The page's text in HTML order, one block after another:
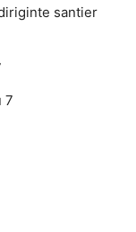
santier
7